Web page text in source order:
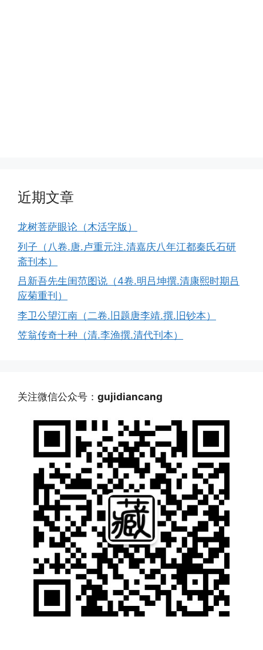
近期文章
龙树菩萨眼论（木活字版）
列子（八卷.唐.卢重元注.清嘉庆八年江都秦氏石研
斋刊本）
吕新吾先生闺范图说（4卷.明吕坤撰.清康熙时期吕
应菊重刊）
李卫公望江南（二卷.旧题唐李靖.撰.旧钞本）
笠翁传奇十种（清.李渔撰.清代刊本）
关注微信公众号： gujidiancang